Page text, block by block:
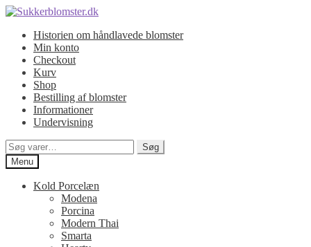
Spring
navigation
Spring
indholdHistorien om håndlavede blomster
Min konto
Checkout
Kurv
Shop
Bestilling af blomster
Informationer
Undervisning
Søg
efter:
Søg
Menu
Kold Porcelæn
Modena
Porcina
Modern Thai
Smarta